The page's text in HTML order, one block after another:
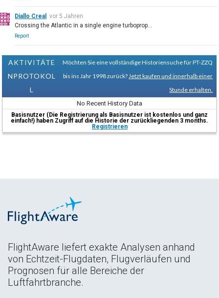
Diallo Creal
vor 5 Jahren
Crossing the Atlantic in a single engine turboprop...
Report
AKTIVITÄTE
NPROTOKOL
L
Möchten Sie eine vollständige Historiensuche für PT-ZZQ
bis ins Jahr 1998 zurück? Jetzt kaufen und innerhalb einer
Stunde erhalten.
No Recent History Data
Basisnutzer (Die Registrierung als Basisnutzer ist kostenlos und ganz
einfach!) haben Zugriff auf die Historie der zurückliegenden 3 months.
Registrieren
FlightAware liefert exakte Analysen anhand
von Echtzeit-Flugdaten, Flugverläufen und
Prognosen für alle Bereiche der
Luftfahrtbranche.